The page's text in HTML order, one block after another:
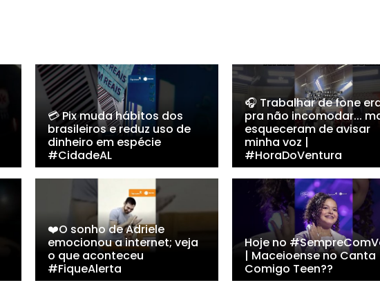
💳 Pix muda hábitos dos
brasileiros e reduz uso de
dinheiro em espécie
#CidadeAL
🎧 Trabalhar de fone
pra não incomodar...
esqueceram de avisar
minha voz |
#HoraDoVentura
❤️O sonho de Adriele
emocionou a internet; veja
o que aconteceu
#FiqueAlerta
Hoje no
| Maceioense no Canta
Comigo Teen??